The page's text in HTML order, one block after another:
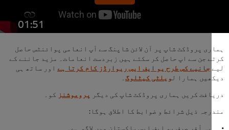
01:51
پروڈکٹ شاپ پر آن لائن شاپنگ سے آپ انعامی پوائنٹس حاصل
جن سے اپ حاصل کر سکتے ہیں زبردست انعامات۔ مزید جاننے کے
جانیے کس طرح یو ایف ایس ریوارڈز کام کرتا ہے اور ساتھ ہی
ہمارا ل ویلٹی کیٹلوگ۔
کریں ہماری پروڈکٹ شاپ کی دیگر پروموشنزکو۔
ذیل شرائط و ضوابط کا اطلاق ہوگا:
یہ آفر صرف یو ایف ایس پاکستان میں لاگو ہے۔